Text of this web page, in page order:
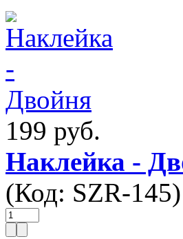
199 руб.
Наклейка -
(Код: SZR-145)